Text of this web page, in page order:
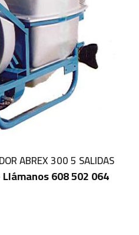
IN STOCK
ABREX 300 5 SALIDAS
608 502 064